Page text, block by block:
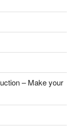
– Make your